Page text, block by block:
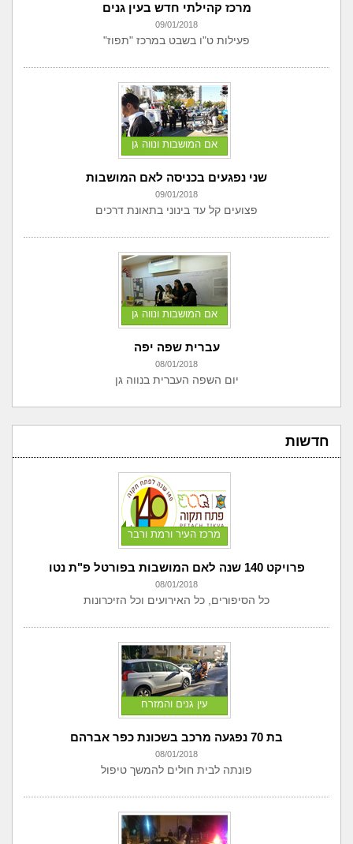
מרכז קהילתי חדש בעין גנים
09/01/2018
פעילות ט"ו בשבט במרכז "תפוז"
אם המושבות ונווה גן
שני נפגעים בכניסה לאם המושבות
09/01/2018
פצועים קל עד בינוני בתאונת דרכים
אם המושבות ונווה גן
עברית שפה יפה
08/01/2018
יום השפה העברית בנווה גן
חדשות
מרכז העיר ורמת ורבר
פרויקט 140 שנה לאם המושבות בפורטל פ"ת נטו
08/01/2018
כל הסיפורים, כל האירועים וכל הזיכרונות
עין גנים והמזרח
בת 70 נפגעה מרכב בשכונת כפר אברהם
08/01/2018
פונתה לבית חולים להמשך טיפול